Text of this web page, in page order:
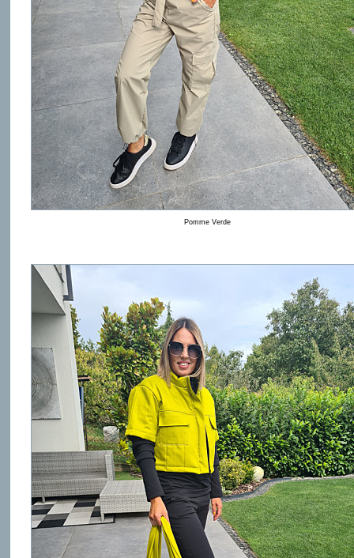
Pomme Verde